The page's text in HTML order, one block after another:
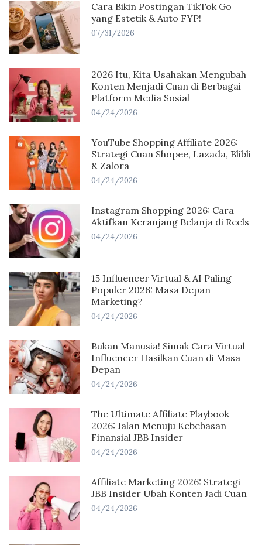
Cara Bikin Postingan TikTok Go
yang Estetik & Auto FYP!
07/31/2026
2026 Itu, Kita Usahakan Mengubah
Konten Menjadi Cuan di Berbagai
Platform Media Sosial
04/24/2026
YouTube Shopping Affiliate 2026:
Strategi Cuan Shopee, Lazada, Blibli
& Zalora
04/24/2026
Instagram Shopping 2026: Cara
Aktifkan Keranjang Belanja di Reels
04/24/2026
15 Influencer Virtual & AI Paling
Populer 2026: Masa Depan
Marketing?
04/24/2026
Bukan Manusia! Simak Cara Virtual
Influencer Hasilkan Cuan di Masa
Depan
04/24/2026
The Ultimate Affiliate Playbook
2026: Jalan Menuju Kebebasan
Finansial JBB Insider
04/24/2026
Affiliate Marketing 2026: Strategi
JBB Insider Ubah Konten Jadi Cuan
04/24/2026